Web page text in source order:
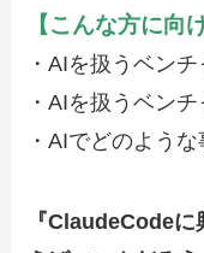
【こんな方に向
・AIを扱うベン
・AIを扱うベン
・AIでどのよう
『ClaudeCode